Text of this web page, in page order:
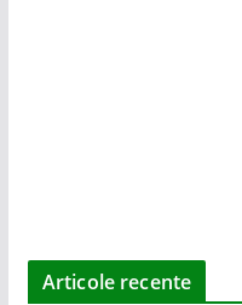
Articole recente